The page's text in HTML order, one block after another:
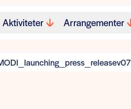
Aktiviteter Arrangementer